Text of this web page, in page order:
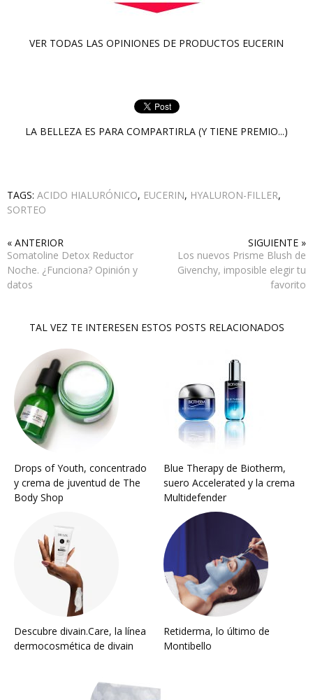
VER TODAS LAS OPINIONES DE PRODUCTOS EUCERIN
LA BELLEZA ES PARA COMPARTIRLA (Y TIENE PREMIO...)
TAGS: ACIDO HIALURÓNICO, EUCERIN, HYALURON-FILLER,
SORTEO
« ANTERIOR
Somatoline Detox Reductor
Noche. ¿Funciona? Opinión y
datos
SIGUIENTE »
Los nuevos Prisme Blush de
Givenchy, imposible elegir tu
favorito
TAL VEZ TE INTERESEN ESTOS POSTS RELACIONADOS
Drops of Youth, concentrado
y crema de juventud de The
Body Shop
Blue Therapy de Biotherm,
suero Accelerated y la crema
Multidefender
Descubre divain.Care, la línea
dermocosmética de divain
Retiderma, lo último de
Montibello